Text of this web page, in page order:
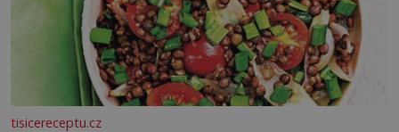
tisicereceptu.cz